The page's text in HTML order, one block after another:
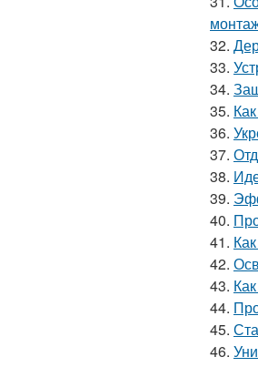
32.
33.
34.
35.
36.
37.
38.
39.
40.
41.
42.
43.
44.
45.
46.